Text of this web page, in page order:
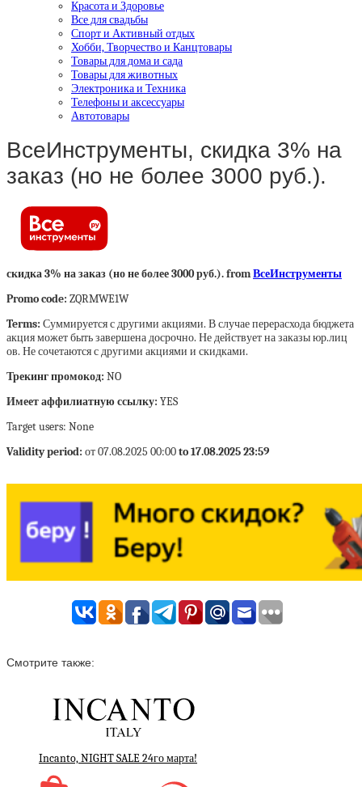
Красота и Здоровье
Все для свадьбы
Спорт и Активный отдых
Хобби, Творчество и Канцтовары
Товары для дома и сада
Товары для животных
Электроника и Техника
Телефоны и аксессуары
Автотовары
ВсеИнструменты, скидка 3% на
заказ (но не более 3000 руб.).
скидка 3% на заказ (но не более 3000 руб.). fromВсеИнструменты
Promo code: ZQRMWE1W
Terms: Суммируется с другими акциями. В случае перерасхода бюджета
акция может быть завершена досрочно. Не действует на заказы юр.лиц
ов. Не сочетаются с другими акциями и скидками.
Трекинг промокод: NO
Имеет аффилиатную ссылку: YES
Target users: None
Validity period: от 07.08.2025 00:00to 17.08.2025 23:59
Смотрите также:
Incanto, NIGHT SALE 24го марта!